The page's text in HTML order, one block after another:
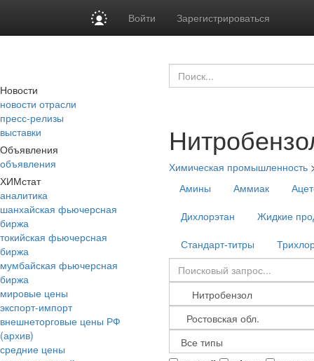
Войти Зарегистрироваться
Новости
новости отрасли
пресс-релизы
выставки
Объявления
объявления
ХИМстат
аналитика
шанхайская фьючерсная
биржа
токийская фьючерсная
биржа
мумбайская фьючерсная
биржа
мировые цены
экспорт-импорт
внешнеторговые цены РФ
(архив)
средние цены
Химическая промышленность
Амины
Аммиак
Дихлорэтан
Жидкие
Стандарт-титры